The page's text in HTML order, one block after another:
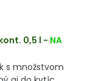
0,5 l - NA
s množstvom